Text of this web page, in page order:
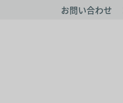
お問い合わせ